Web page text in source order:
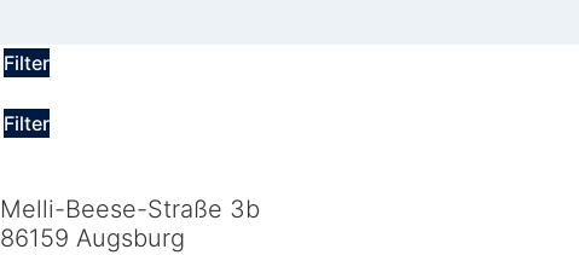
Filter
Filter
Melli-Beese-Straße 3b
86159 Augsburg